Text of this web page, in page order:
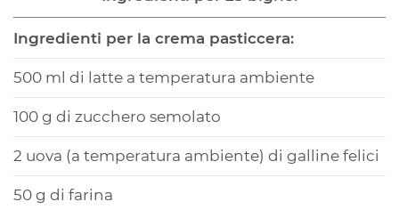
Ingredienti per la crema pasticcera:
500 ml di latte a temperatura ambiente
100 g di zucchero semolato
2 uova (a temperatura ambiente) di galline felici
50 g di farina